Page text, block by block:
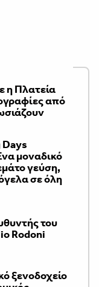
η Πλατεία
από
μοναδικό
γεύση,
σε όλη
του
Rodoni
ξενοδοχείο